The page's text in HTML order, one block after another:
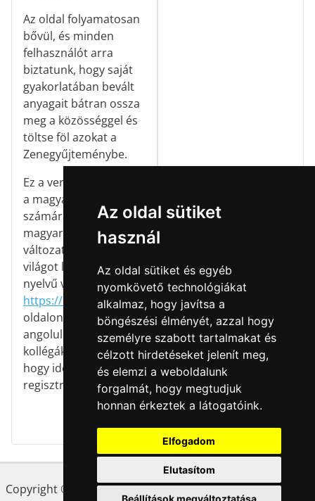
Az oldal sütiket
használ
Az oldal sütiket és egyéb
nyomkövető technológiákat
alkalmaz, hogy javítsa a
böngészési élményét, azzal hogy
személyre szabott tartalmakat és
célzott hirdetéseket jelenít meg,
és elemzi a weboldalunk
forgalmát, hogy megtudjuk
honnan érkeztek a látogatóink.
Elfogadom
Elutasítom
Beállítások megváltoztatása
Az oldal folyamatosan
bővül, és minden
felhasználót arra
biztatunk, hogy saját
gyakorlatában bevált
anyagait bátran ossza
meg a közösséggel és
töltse föl azokat a
Zenegyűjteménybe.
Ez a verzió kifejezetten
a magyar énektanárok
számára készült
magyar nyelvű
változat. A teljes
világot lefedő angol
nyelvű verzió a
https://kodalyhub.com
oldalon érhető el,
angolul beszélő
kollégáknak javasoljuk,
hogy ide is
regisztráljanak!
Copyright © 2023 LFZE. A KodályHUB a Liszt Ferenc